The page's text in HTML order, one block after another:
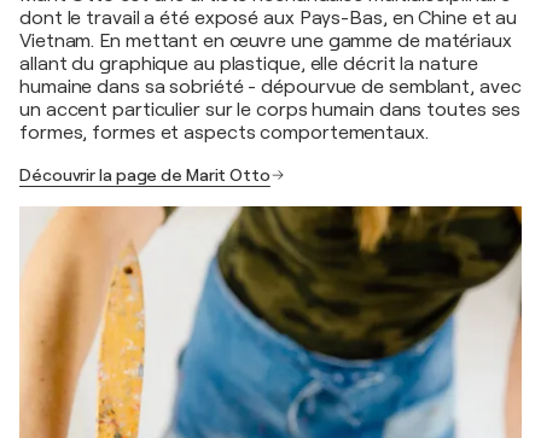
dont le travail a été exposé aux Pays-Bas, en Chine et au
Vietnam. En mettant en œuvre une gamme de matériaux
allant du graphique au plastique, elle décrit la nature
humaine dans sa sobriété - dépourvue de semblant, avec
un accent particulier sur le corps humain dans toutes ses
formes, formes et aspects comportementaux.
Découvrir la page de Marit Otto